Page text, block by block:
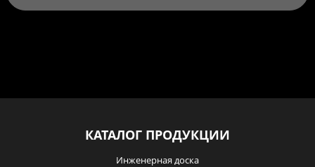
КАТАЛОГ ПРОДУКЦИИ
Инженерная доска